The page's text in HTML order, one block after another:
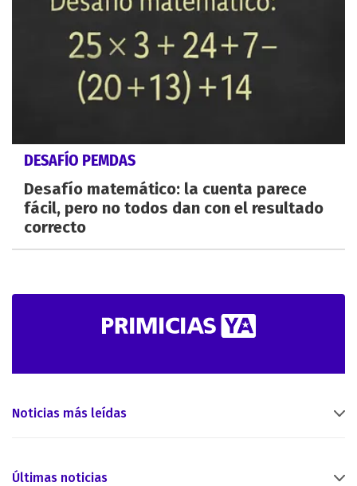
DESAFÍO PEMDAS
Desafío matemático: la cuenta parece
fácil, pero no todos dan con el resultado
correcto
Noticias más leídas
Últimas noticias